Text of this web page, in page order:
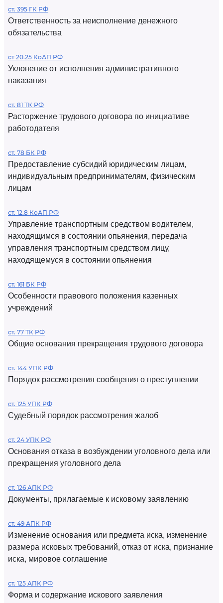
ст. 395 ГК РФ
Ответственность за неисполнение денежного
обязательства
ст 20.25 КоАП РФ
Уклонение от исполнения административного
наказания
ст. 81 ТК РФ
Расторжение трудового договора по инициативе
работодателя
ст. 78 БК РФ
Предоставление субсидий юридическим лицам,
индивидуальным предпринимателям, физическим
лицам
ст. 12.8 КоАП РФ
Управление транспортным средством водителем,
находящимся в состоянии опьянения, передача
управления транспортным средством лицу,
находящемуся в состоянии опьянения
ст. 161 БК РФ
Особенности правового положения казенных
учреждений
ст. 77 ТК РФ
Общие основания прекращения трудового договора
ст. 144 УПК РФ
Порядок рассмотрения сообщения о преступлении
ст. 125 УПК РФ
Судебный порядок рассмотрения жалоб
ст. 24 УПК РФ
Основания отказа в возбуждении уголовного дела или
прекращения уголовного дела
ст. 126 АПК РФ
Документы, прилагаемые к исковому заявлению
ст. 49 АПК РФ
Изменение основания или предмета иска, изменение
размера исковых требований, отказ от иска, признание
иска, мировое соглашение
ст. 125 АПК РФ
Форма и содержание искового заявления